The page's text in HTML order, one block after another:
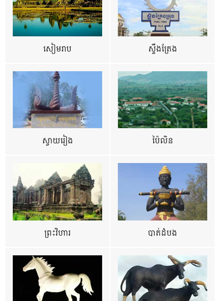
សៀមរាប ស្ទឹងត្រែង
ស្វាយរៀង ប៉ៃលិន
ព្រះវិហារ បាត់ដំបង